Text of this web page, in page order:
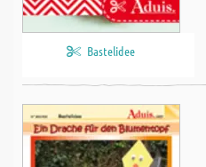
Bastelidee